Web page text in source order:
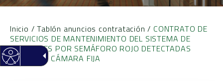
Inicio /Tablón anuncios contratación / CONTRATO DE
SERVICIOS DE MANTENIMIENTO DEL SISTEMA DE
SANCIONES POR SEMÁFORO ROJO DETECTADAS
MEDIANTE CÁMARA FIJA